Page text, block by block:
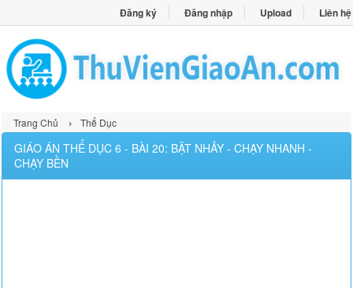
Đăng ký Đăng nhập Upload Liên hệ
Trang Chủ › Thể Dục
GIÁO ÁN THỂ DỤC 6 - BÀI 20: BẬT NHẢY - CHẠY NHANH -
CHẠY BỀN